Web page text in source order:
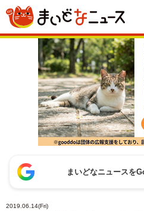
まいどなニュースを
2019.06.14(Fri)